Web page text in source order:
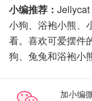
小编推荐： Jellycat
小狗、浴袍小熊、
看。喜欢可爱摆件
狗、兔兔和浴袍小
加小编